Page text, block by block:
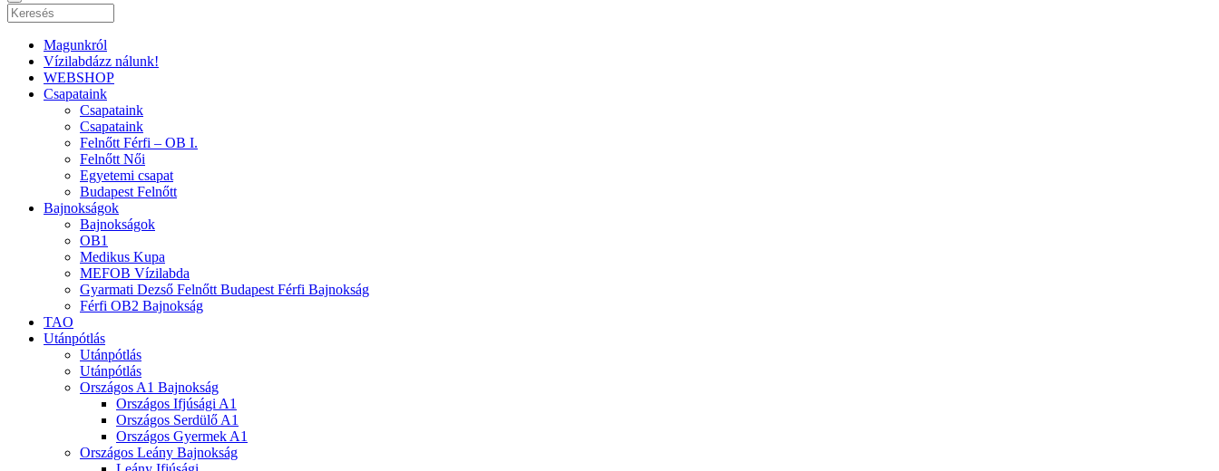
Magunkról
Vízilabdázz nálunk!
WEBSHOP
Csapataink
Csapataink
Csapataink
Felnőtt Férfi – OB I.
Felnőtt Női
Egyetemi csapat
Budapest Felnőtt
Bajnokságok
Bajnokságok
OB1
Medikus Kupa
MEFOB Vízilabda
Gyarmati Dezső Felnőtt Budapest Férfi Bajnokság
Férfi OB2 Bajnokság
TAO
Utánpótlás
Utánpótlás
Utánpótlás
Országos A1 Bajnokság
Országos Ifjúsági A1
Országos Serdülő A1
Országos Gyermek A1
Országos Leány Bajnokság